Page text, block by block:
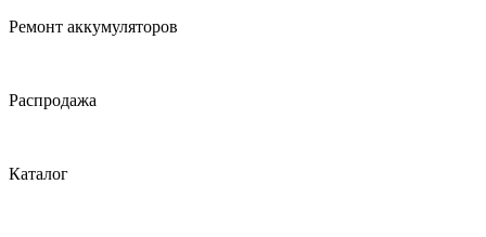
Ремонт аккумуляторов
Распродажа
Каталог